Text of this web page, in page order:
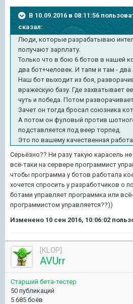
В 10.09.2016 в 08:11:56
сказал:
Люди, которые разрабатываю
получают зарплату.
Только что в бою 6 ботов в нашей
два бот+человек. И тапм и там - два
Наш бот выходит из боя,
вражескую базу. Где захватывает
чуть и победа. Потом
Зачет он тогда бросал союзника
А потом он фуловый против
подставляется под веер торпед.
Это по вашему качественная
Серьёзно?? Ни разу такую карасель
всё-таки на сервере программист
чтобы программа у ботов работала
хочется спросить у разработчиков о
ботами управляет программка или
программистом управляется??))
Изменено 10 сен 2016, 10:06:02
[KLOP]
AVUrr
Старший бета-тестер
50 публикаций
5 685 боёв